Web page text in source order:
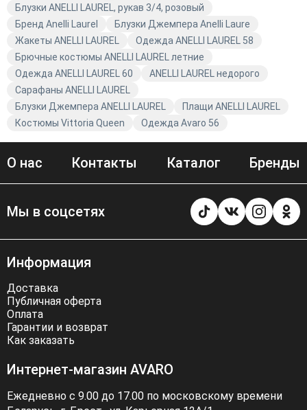
Блузки ANELLI LAUREL, рукав 3/4, розовый
Бренд Anelli Laurel
Блузки Джемпера Anelli Laure
Жакеты ANELLI LAUREL
Одежда ANELLI LAUREL 58
Брючные костюмы ANELLI LAUREL летние
Одежда ANELLI LAUREL 60
ANELLI LAUREL недорого
Сарафаны ANELLI LAUREL
Блузки Джемпера ANELLI LAUREL
Плащи ANELLI LAUREL
Костюмы Vittoria Queen
Одежда Avaro 56
О нас Контакты Каталог Бренды
Мы в соцсетях
Информация
Доставка
Публичная оферта
Оплата
Гарантии и возврат
Как заказать
Интернет-магазин AVARO
Ежедневно с 9.00 до 17.00 по московскому времени